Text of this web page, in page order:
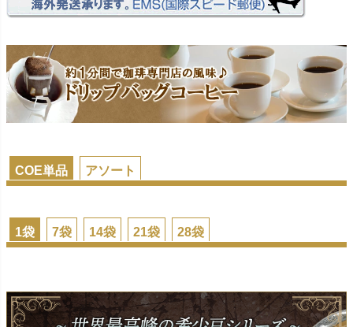
COE単品 アソート
1袋 7袋 14袋 21袋 28袋